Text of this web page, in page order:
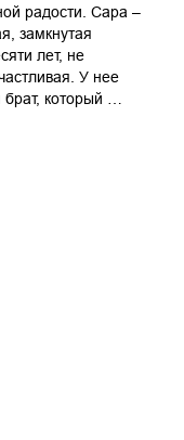
радости. Сара –
замкнутая
лет, не
У нее
который …